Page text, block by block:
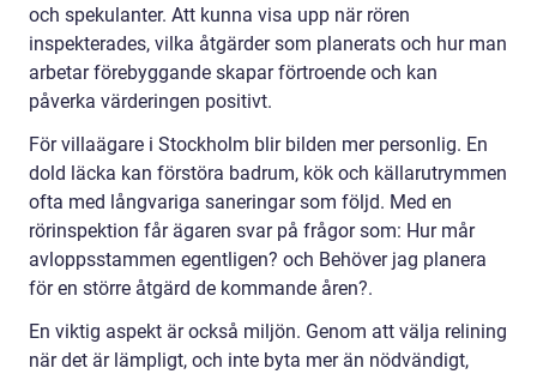
och spekulanter. Att kunna visa upp när rören
inspekterades, vilka åtgärder som planerats och hur man
arbetar förebyggande skapar förtroende och kan
påverka värderingen positivt.
För villaägare i Stockholm blir bilden mer personlig. En
dold läcka kan förstöra badrum, kök och källarutrymmen
ofta med långvariga saneringar som följd. Med en
rörinspektion får ägaren svar på frågor som: Hur mår
avloppsstammen egentligen? och Behöver jag planera
för en större åtgärd de kommande åren?.
En viktig aspekt är också miljön. Genom att välja relining
när det är lämpligt, och inte byta mer än nödvändigt,